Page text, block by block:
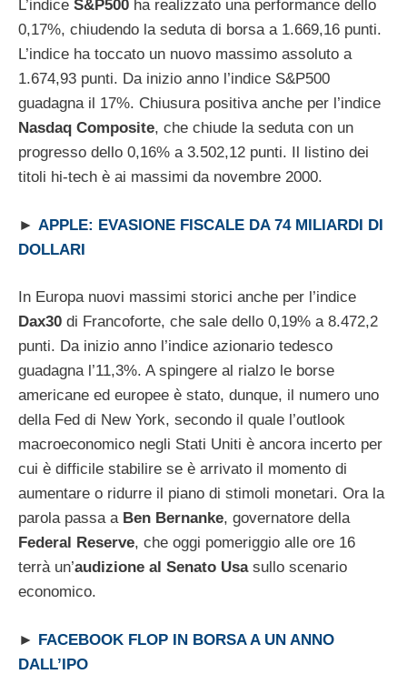
L’indice S&P500 ha realizzato una performance dello
0,17%, chiudendo la seduta di borsa a 1.669,16 punti.
L’indice ha toccato un nuovo massimo assoluto a
1.674,93 punti. Da inizio anno l’indice S&P500
guadagna il 17%. Chiusura positiva anche per l’indice
Nasdaq Composite, che chiude la seduta con un
progresso dello 0,16% a 3.502,12 punti. Il listino dei
titoli hi-tech è ai massimi da novembre 2000.
► APPLE: EVASIONE FISCALE DA 74 MILIARDI DI
DOLLARI
In Europa nuovi massimi storici anche per l’indice
Dax30 di Francoforte, che sale dello 0,19% a 8.472,2
punti. Da inizio anno l’indice azionario tedesco
guadagna l’11,3%. A spingere al rialzo le borse
americane ed europee è stato, dunque, il numero uno
della Fed di New York, secondo il quale l’outlook
macroeconomico negli Stati Uniti è ancora incerto per
cui è difficile stabilire se è arrivato il momento di
aumentare o ridurre il piano di stimoli monetari. Ora la
parola passa a Ben Bernanke, governatore della
Federal Reserve, che oggi pomeriggio alle ore 16
terrà un’audizione al Senato Usasullo scenario
economico.
► FACEBOOK FLOP IN BORSA A UN ANNO
DALL’IPO